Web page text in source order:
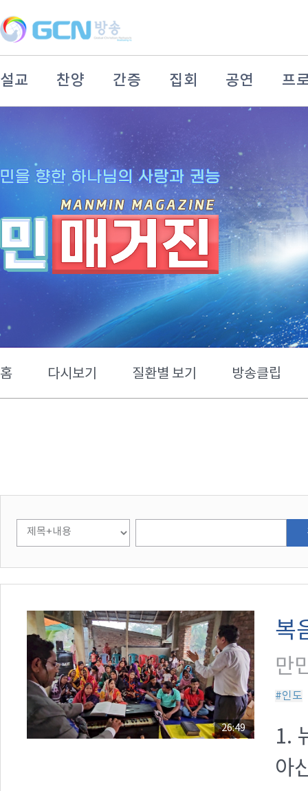
설교 찬양 간증 집회 공연 프
홈 다시보기 질환별 보기 방송클립
26:49
복
만
#인도
1.
아